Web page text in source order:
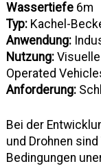
Wassertiefe6m
Typ:Kachel-
Anwendung:
Nutzung:Visuelle
Operated
Anforderung:
Bei der
und Drohnen
Bedingungen